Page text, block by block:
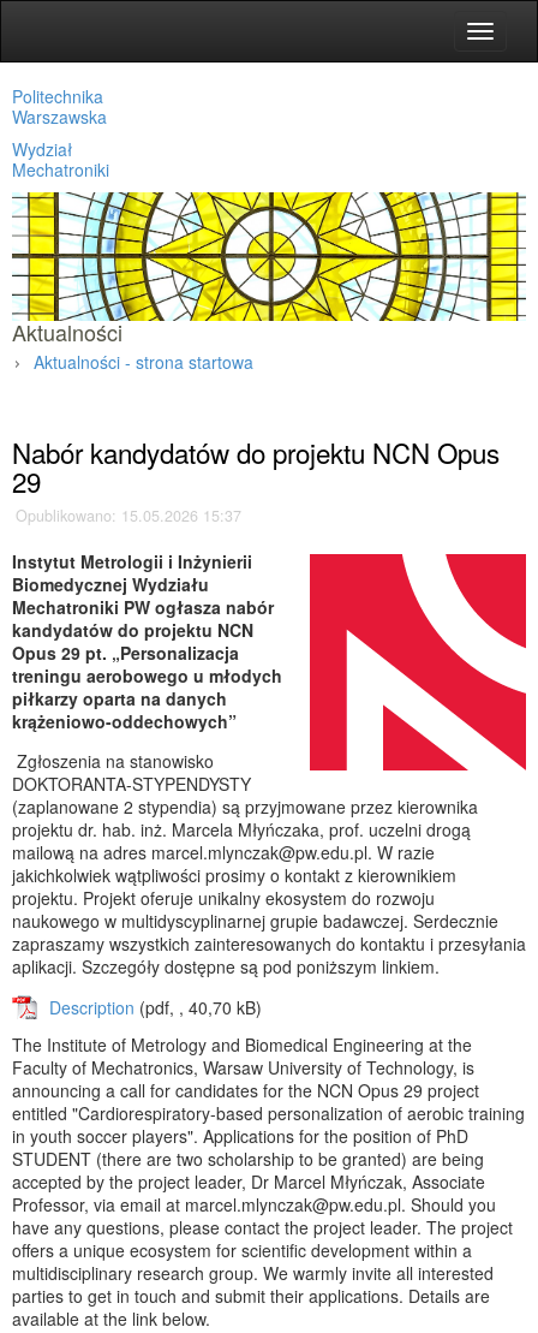
Toggle
Politechnika
Warszawska
Wydział
Mechatroniki
Aktualności
Aktualności - strona startowa
Nabór kandydatów do projektu NCN Opus
29
Opublikowano: 15.05.2026 15:37
Instytut Metrologii i Inżynierii
Biomedycznej Wydziału
Mechatroniki PW ogłasza nabór
kandydatów do projektu NCN
Opus 29 pt. „Personalizacja
treningu aerobowego u młodych
piłkarzy oparta na danych
krążeniowo-oddechowych”
Zgłoszenia na stanowisko
DOKTORANTA-STYPENDYSTY
(zaplanowane 2 stypendia) są przyjmowane przez kierownika
projektu dr. hab. inż. Marcela Młyńczaka, prof. uczelni drogą
mailową na adres marcel.mlynczak@pw.edu.pl. W razie
jakichkolwiek wątpliwości prosimy o kontakt z kierownikiem
projektu. Projekt oferuje unikalny ekosystem do rozwoju
naukowego w multidyscyplinarnej grupie badawczej. Serdecznie
zapraszamy wszystkich zainteresowanych do kontaktu i przesyłania
aplikacji. Szczegóły dostępne są pod poniższym linkiem.
Description (pdf, , 40,70 kB)
The Institute of Metrology and Biomedical Engineering at the
Faculty of Mechatronics, Warsaw University of Technology, is
announcing a call for candidates for the NCN Opus 29 project
entitled "Cardiorespiratory-based personalization of aerobic training
in youth soccer players". Applications for the position of PhD
STUDENT (there are two scholarship to be granted) are being
accepted by the project leader, Dr Marcel Młyńczak, Associate
Professor, via email at marcel.mlynczak@pw.edu.pl. Should you
have any questions, please contact the project leader. The project
offers a unique ecosystem for scientific development within a
multidisciplinary research group. We warmly invite all interested
parties to get in touch and submit their applications. Details are
available at the link below.